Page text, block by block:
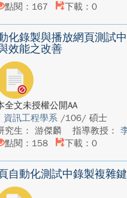
點閱：167
下載：0
化錄製與播放網頁測試
效能之改善
全文未授權公開AA
資訊工程學系 /106/ 碩士
究生： 游傑麟
指導教授：
點閱：158
下載：0
自動化測試中錄製複雜